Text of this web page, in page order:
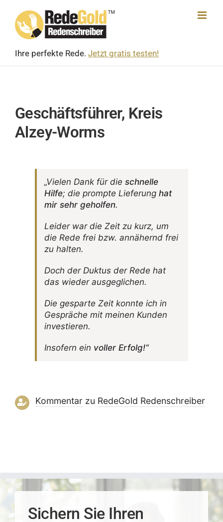
content
Ihre perfekte Rede. Jetzt gratis testen!
Geschäftsführer, Kreis
Alzey-Worms
„Vielen Dank für die schnelle
Hilfe; die prompte Liefe­rung hat
mir sehr geholfen.
Leider war die Zeit zu kurz, um
die Rede frei bzw. annä­hernd frei
zu halten.
Doch der Duktus der Rede hat
das wieder ausgeglichen.
Die gesparte Zeit konnte ich in
Gespräche mit meinen Kunden
investieren.
Inso­fern ein voller Erfolg!“
Kommentarzu RedeGold Reden­schreiber
Sichern Sie Ihren